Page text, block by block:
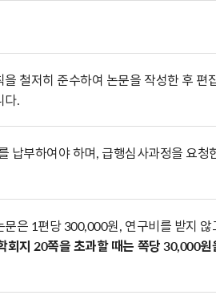
철저히 준수하여 논문을 작성한 후 편
다.
납부하여야 하며, 급행심사과정을 요청
은 1편당 300,000원, 연구비를 받지
회지 20쪽을 초과할 때는 쪽당 30,000